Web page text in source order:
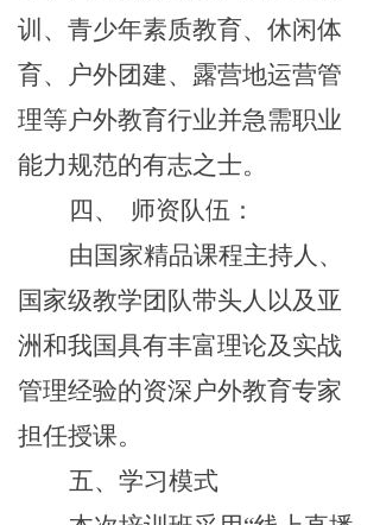
训、青少年素质教育、 休闲体
育、 户外团建、露营地运营管
理等户外教育行业并急需职业
能力规范的有志之士。
四、
师资队伍：
由国家精品课程主持人、
国家级教学团队带头人以及亚
洲和我国具有丰富理论及实战
管理经验的资深户外教育专家
担任授课。
五、学习模式